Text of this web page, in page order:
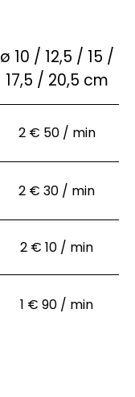
ø 10 / 12,5 / 15 /
17,5 / 20,5 cm
2 € 50 / min
2 € 30 / min
2 € 10 / min
1 € 90 / min